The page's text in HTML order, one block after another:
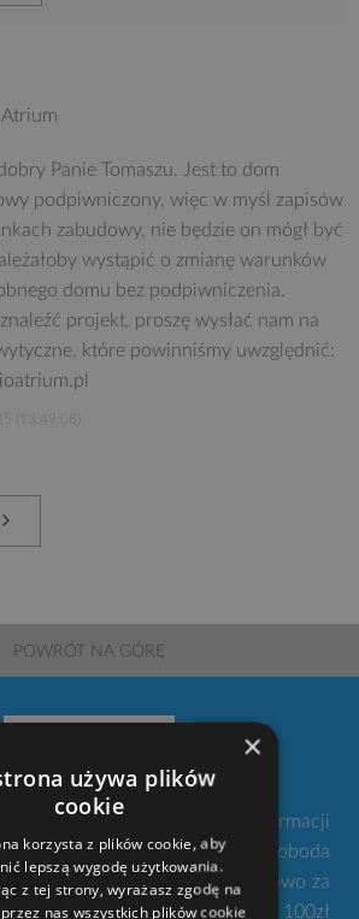
Panie Tomaszu. Jest to dom
podpiwniczony, więc w myśl zapisów
zabudowy, nie będzie on mógł być
wystąpić o zmianę warunków
domu bez podpiwniczenia.
projekt, proszę wysłać nam na
które powinniśmy uwzględnić:
(13:49:08)
POWRÓT NA GÓRĘ
serwisie. Nie przegap informacji
Twoje konto to swoboda
gdziekolwiek jesteś. Dodatkowo za
od nas w prezencie 100zł
×
używa plików
cookie
korzysta z plików cookie, aby
lepszą wygodę użytkowania.
z tej strony, wyrażasz zgodę na
nas wszystkich plików cookie